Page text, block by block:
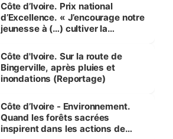
Côte d’Ivoire. Prix national
d’Excellence. « J’encourage notre
jeunesse à (…) cultiver la
(Alassane Ouattara
Côte d'Ivoire. Sur la route de
Bingerville, après pluies et
inondations (Reportage)
Côte d’Ivoire - Environnement.
Quand les forêts sacrées
inspirent dans les actions de